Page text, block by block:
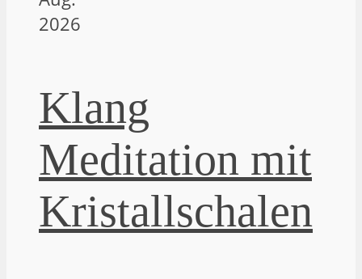
2026
Klang
Meditation mit
Kristallschalen